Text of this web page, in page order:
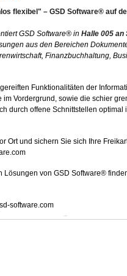
flexibel" – GSD Software® auf
GSD Software® in Halle 005 an
aus den Bereichen
Finanzbuchhaltung,
Funktionalitäten der
Vordergrund, sowie die schier
durch offene Schnittstellen optimal
Ort und sichern Sie sich Ihre
Lösungen von GSD Software®
software.com